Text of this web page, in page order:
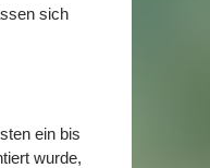
sich
ein bis
wurde,